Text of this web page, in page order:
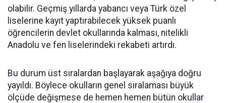
olabilir. Geçmiş yıllarda yabancı veya Türk özel
liselerine kayıt yaptırabilecek yüksek puanlı
öğrencilerin devlet okullarında kalması, nitelikli
Anadolu ve fen liselerindeki rekabeti artırdı.
Bu durum üst sıralardan başlayarak aşağıya doğru
yayıldı. Böylece okulların genel sıralaması büyük
ölçüde değişmese de hemen hemen bütün okullar